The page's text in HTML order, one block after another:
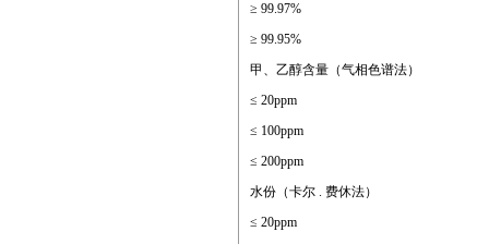
≥ 99.97%
≥ 99.95%
甲、乙醇含量（气相色谱法）
≤ 20ppm
≤ 100ppm
≤ 200ppm
水份（卡尔 . 费休法）
≤ 20ppm